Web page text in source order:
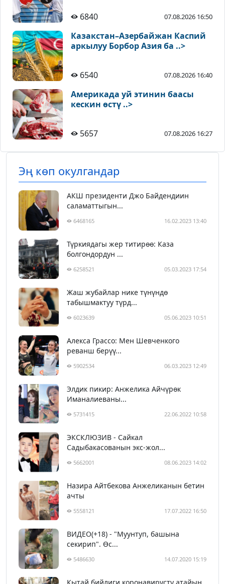
6840 07.08.2026 16:50
Казакстан–Азербайжан Каспий
аркылуу Борбор Азия ба ..>
6540 07.08.2026 16:40
Америкада уй этинин баасы
кескин өстү ..>
5657 07.08.2026 16:27
Эң көп окулгандар
АКШ президенти Джо Байдендиин
саламаттыгын...
6468165 16.02.2023 13:40
Түркиядагы жер титирөө: Каза
болгондордун ...
6258521 05.03.2023 17:54
Жаш жубайлар нике түнүндө
табышмактуу түрд...
6023639 05.06.2023 10:51
Алекса Грассо: Мен Шевченкого
реванш берүү...
5902534 06.03.2023 12:49
Элдик пикир: Анжелика Айчүрөк
Иманалиеваны...
5731415 22.06.2022 10:58
ЭКСКЛЮЗИВ - Сайкал
Садыбакасованын экс-жол...
5662001 08.06.2023 14:02
Назира Айтбекова Анжеликанын бетин
ачты
5558121 17.07.2022 16:50
ВИДЕО(+18) - "Муунтуп, башына
секирип". Өс...
5486630 14.07.2020 15:19